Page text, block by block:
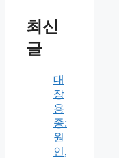
최신
글
대
장
용
종:
원
인,